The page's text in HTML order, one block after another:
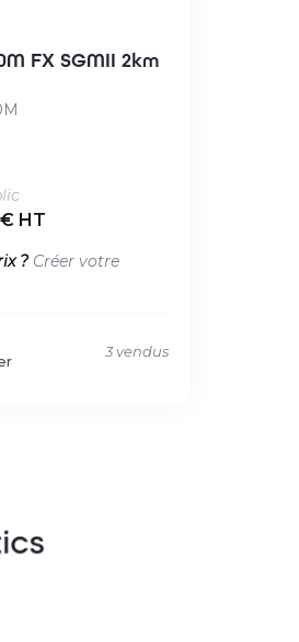
FX SGMII 2km
HT
? Créer votre
3 vendus